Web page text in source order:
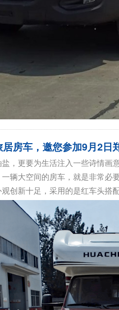
房车，邀您参加9月2
，更要为生活注入一些诗情
辆大空间的房车，就是非常
创新十足，采用的是红车头搭